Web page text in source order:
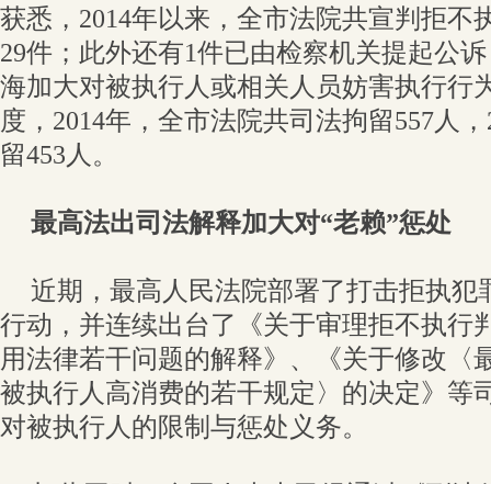
获悉，2014年以来，全市法院共宣判拒不
29件；此外还有1件已由检察机关提起公
海加大对被执行人或相关人员妨害执行行
度，2014年，全市法院共司法拘留557人
留453人。
最高法出司法解释加大对“老赖”惩处
近期，最高人民法院部署了打击拒执犯
行动，并连续出台了《关于审理拒不执行
用法律若干问题的解释》、《关于修改〈
被执行人高消费的若干规定〉的决定》等
对被执行人的限制与惩处义务。